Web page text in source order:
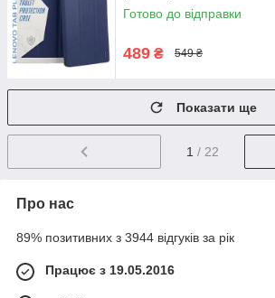
Готово до відправки
489 ₴ 549 ₴
Показати ще
1 / 22
Про нас
89% позитивних з 3944 відгуків за рік
Працює з 19.05.2016